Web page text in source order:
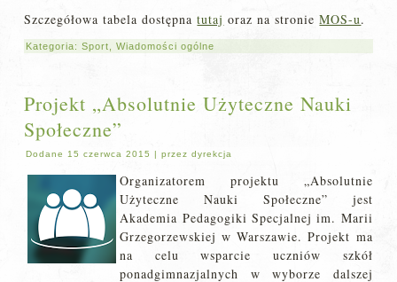
Szczegółowa tabela dostępnatutaj oraz na stronieMOS-u.
Kategoria:Sport ,Wiadomości ogólne
Projekt „Absolutnie Użyteczne Nauki
Społeczne”
Dodane 15 czerwca 2015 |przez dyrekcja
Organizatorem projektu „Absolutnie
Użyteczne Nauki Społeczne” jest
Akademia Pedagogiki Specjalnej im. Marii
Grzegorzewskiej w Warszawie. Projekt ma
na celu wsparcie uczniów szkół
ponadgimnazjalnych w wyborze dalszej